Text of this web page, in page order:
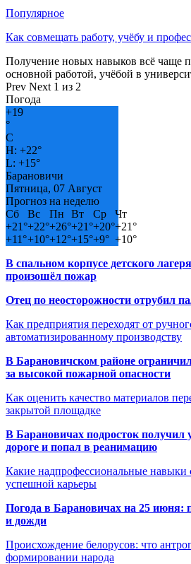
Популярное
Как совмещать работу, учёбу и
Получение новых навыков всё чаще
основной работой, учёбой в
Prev Next 1 из 2
Погода
+19
°
C
H: +22°
L: +15°
Барановичи
Пятница, 07 Август
Прогноз на неделю
Сб
Вс Пн Вт Ср
Чт
+21°+22°+26°+21°+20°+21°
+11°+10°+12°+15°+9° +10°
В спальном корпусе детского
произошёл пожар
Отец по неосторожности отрубил
Как предприятия переходят от
автоматизированному производству
В Барановичском районе
за высокой пожарной опасности
Как оценить качество материалов
закрытой площадке
В Барановичах подросток получил
дороге и попал в реанимацию
Какие надпрофессиональные навыки
успешной карьеры
Погода в Барановичах на 25 июня:
и дожди
Происхождение белорусов: что
формировании народа